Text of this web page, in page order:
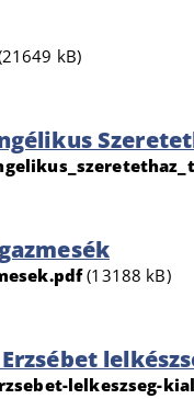
kB)
(13188 kB)
Erzsébet
lelkeszseg-